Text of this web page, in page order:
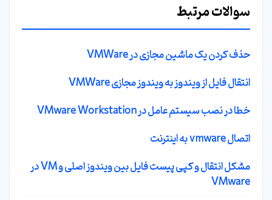
سوالات مرتبط
حذف کردن یک ماشین مجازی در VMWare
انتقال فایل از ویندوز به ویندوز مجازی VMWare
خطا در نصب سیستم عامل در VMware Workstation
اتصال vmware به اینترنت
مشکل انتقال و کپی پیست فایل بین ویندوز اصلی و VM در
VMware